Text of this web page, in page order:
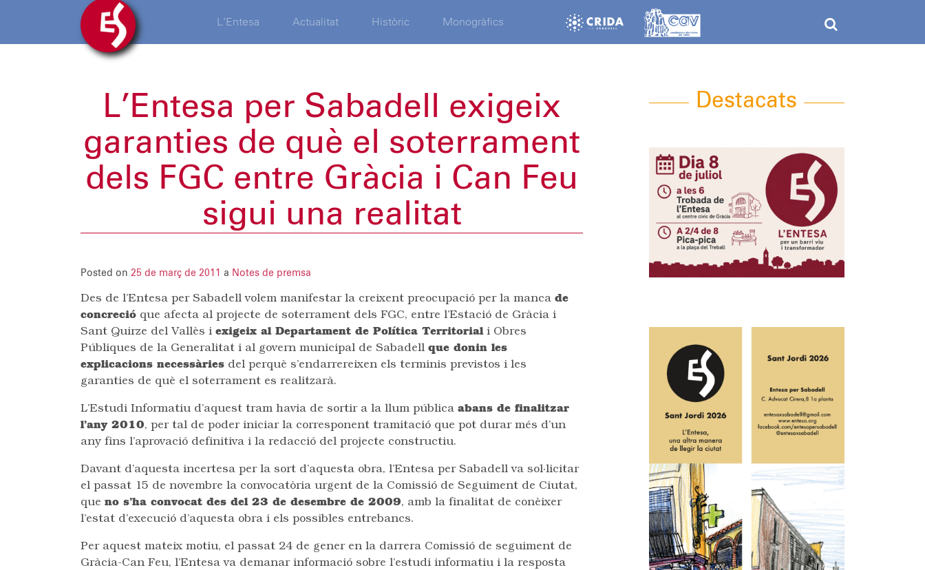
L’Entesa Actualitat Històric Monogràfics
L’Entesa per Sabadell exigeix
garanties de què el soterrament
dels FGC entre Gràcia i Can Feu
sigui una realitat
Posted on 25 de març de 2011 a Notes de premsa
Des de l’Entesa per Sabadell volem manifestar la creixent preocupació per la manca de
concreció que afecta al projecte de soterrament dels FGC, entre l’Estació de Gràcia i
Sant Quirze del Vallès i exigeix al Departament de Política Territoriali Obres
Públiques de la Generalitat i al govern municipal de Sabadell que donin les
explicacions necessàries del perquè s’endarrereixen els terminis previstos i les
garanties de què el soterrament es realitzarà.
L’Estudi Informatiu d’aquest tram havia de sortir a la llum pública abans de finalitzar
l’any 2010, per tal de poder iniciar la corresponent tramitació que pot durar més d’un
any fins l’aprovació definitiva i la redacció del projecte constructiu.
Davant d’aquesta incertesa per la sort d’aquesta obra, l’Entesa per Sabadell va sol·licitar
el passat 15 de novembre la convocatòria urgent de la Comissió de Seguiment de Ciutat,
que no s’ha convocat des del 23 de desembre de 2009, amb la finalitat de conèixer
l’estat d’execució d’aquesta obra i els possibles entrebancs.
Per aquest mateix motiu, el passat 24 de gener en la darrera Comissió de seguiment de
Gràcia-Can Feu, l’Entesa va demanar informació sobre l’estudi informatiu i la resposta
Destacats